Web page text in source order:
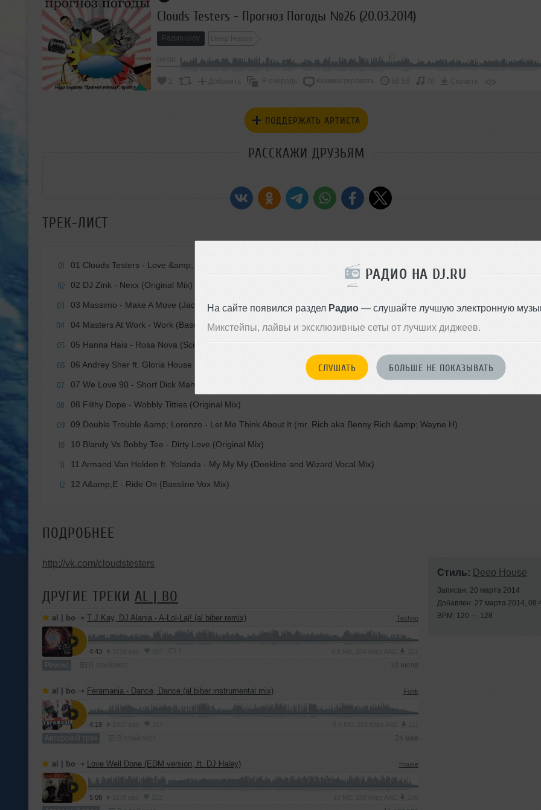
РАДИО НА DJ.RU
На сайте появился раздел Радио— слушайте лучшую электронную
Микстейпы, лайвы и эксклюзивные сеты от лучших диджеев.
СЛУШАТЬ БОЛЬШЕ НЕ ПОКАЗЫВАТЬ
Clouds Testers - Прогноз Погоды №26 (20.03.2014)
Радио-шоу Deep House
2 Добавить В очередь Комментировать 58:58 70 Скачать </>
ПОДДЕРЖАТЬ АРТИСТА
РАССКАЖИ ДРУЗЬЯМ
ТРЕК-ЛИСТ
01 01 Clouds Testers - Love &amp; Loneliness (Sergio Jogo Ins.Tru.Mental Remix)
02 02 DJ Zink - Nexx (Original Mix)
03 03 Massimo - Make A Move (Jackin' Remix)
04 04 Masters At Work - Work (Base Kidd Remix)
05 05 Hanna Hais - Rosa Nova (Scientific Soul Dub)
06 06 Andrey Sher ft. Gloria House - Lost Her Ways (Jay Mexx Remix)
07 07 We Love 90 - Short Dick Man (Luca Lento Original Mix)
08 08 Filthy Dope - Wobbly Titties (Original Mix)
09 09 Double Trouble &amp; Lorenzo - Let Me Think About It (mr. Rich aka Benny Rich &amp; Wayne H)
10 10 Blandy Vs Bobby Tee - Dirty Love (Original Mix)
11 11 Armand Van Helden ft. Yolanda - My My My (Deekline and Wizard Vocal Mix)
12 12 A&amp;E - Ride On (Bassline Vox Mix)
ПОДРОБНЕЕ
http://vk.com/cloudstesters
ДРУГИЕ ТРЕКИ AL | BO
al | bo ➝ T J Kay, DJ Alania - A-Lol-Laj! (al biber remix) Techno
4:43
Ремикс 10 июля
al | bo ➝ Feramania - Dance, Dance (al biber instrumental mix) Funk
4:19
Авторский трек 24 мая
al | bo ➝ Love Well Done (EDM version, ft. DJ Haley) House
5:08
Стиль: Deep House
Записан: 20 марта 2014
Добавлен: 27 марта 2014,
BPM: 120 — 128